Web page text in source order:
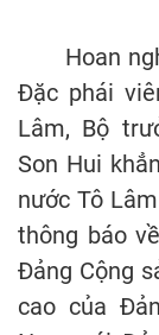
Hoan
Đặc phái
Lâm, Bộ
Son Hui
nước Tô
thông báo
Đảng Cộng
cao của